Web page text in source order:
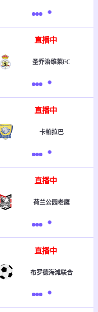
直播中
圣乔治维莱FC
直播中
卡帕拉巴
直播中
荷兰公园老鹰
直播中
布罗德海滩联合